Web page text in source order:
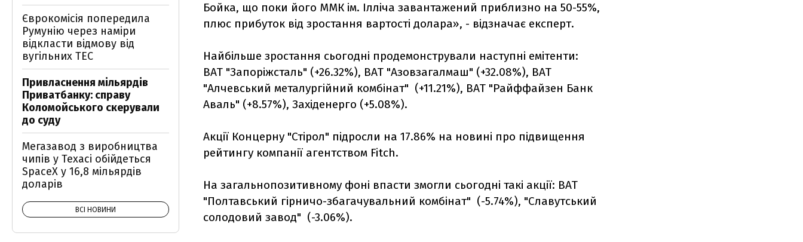
Бойка, що поки його ММК ім. Ілліча завантажений приблизно на 50-55%,
плюс прибуток від зростання вартості долара», - відзначає експерт.
Найбільше зростання сьогодні продемонстрували наступні емітенти:
ВАТ "Запоріжсталь" (+26.32%), ВАТ "Азовзагалмаш" (+32.08%), ВАТ
"Алчевський металургійний комбінат" (+11.21%), ВАТ "Райффайзен Банк
Аваль" (+8.57%), Західенерго (+5.08%).
Акції Концерну "Стірол" підросли на 17.86% на новині про підвищення
рейтингу компанії агентством Fitch.
На загальнопозитивному фоні впасти змогли сьогодні такі акції: ВАТ
"Полтавський гірничо-збагачувальний комбінат" (-5.74%), "Славутський
солодовий завод" (-3.06%).
Єврокомісія попередила
Румунію через наміри
відкласти відмову від
вугільних ТЕС
Привласнення мільярдів
Приватбанку: справу
Коломойського скерували
до суду
Мегазавод з виробництва
чипів у Техасі обійдеться
SpaceX у 16,8 мільярдів
доларів
ВСІ НОВИНИ